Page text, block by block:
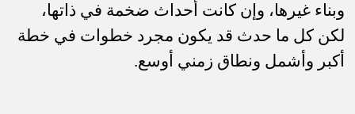
وبناء غيرها، وإن كانت أحداث ضخمة في ذاتها،
لكن كل ما حدث قد يكون مجرد خطوات في خطة
أكبر وأشمل ونطاق زمني أوسع.